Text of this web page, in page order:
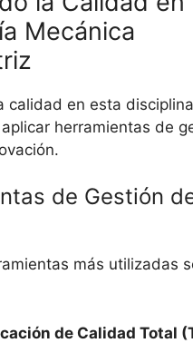
Mecánica
calidad en esta
herramientas de
de Gestión
más utilizadas
de Calidad Total